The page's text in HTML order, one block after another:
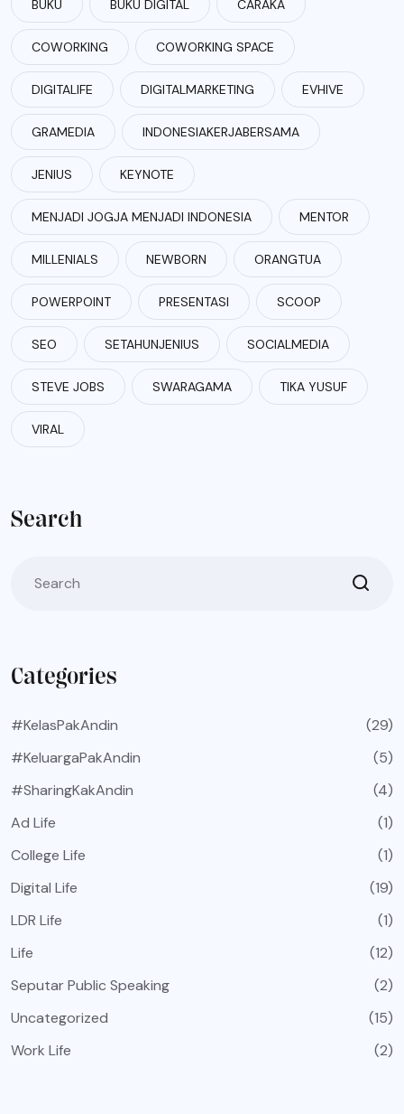
BUKU BUKU DIGITAL CARAKA
COWORKING COWORKING SPACE
DIGITALIFE DIGITALMARKETING EVHIVE
GRAMEDIA INDONESIAKERJABERSAMA
JENIUS KEYNOTE
MENJADI JOGJA MENJADI INDONESIA MENTOR
MILLENIALS NEWBORN ORANGTUA
POWERPOINT PRESENTASI SCOOP
SEO SETAHUNJENIUS SOCIALMEDIA
STEVE JOBS SWARAGAMA TIKA YUSUF
VIRAL
Search
Categories
#KelasPakAndin
(29)
#KeluargaPakAndin
(5)
#SharingKakAndin
(4)
Ad Life
(1)
College Life
(1)
Digital Life
(19)
LDR Life
(1)
Life
(12)
Seputar Public Speaking
(2)
Uncategorized
(15)
Work Life
(2)